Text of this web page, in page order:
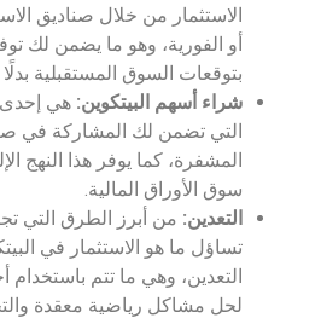
الاستثمار من خلال صناديق
أو الفورية، وهو ما يضمن لك
بتوقعات السوق المستقبلية
شراء أسهم البيتكوين: هي إحدى
التي تضمن لك المشاركة في
المشفرة، كما يوفر هذا النهج
سوق الأوراق المالية.
التعدين: من أبرز الطرق التي
تساؤل ما هو الاستثمار في
التعدين، وهي ما تتم
لحل مشاكل رياضية معقدة